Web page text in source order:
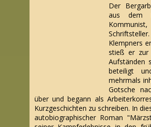
Der
aus dem
Klempners
stieß er zur
Aufständen
beteiligt
mehrmals
Gotsche
über und begann als
Kurzgeschichten zu schreiben. In
autobiographischer Roman